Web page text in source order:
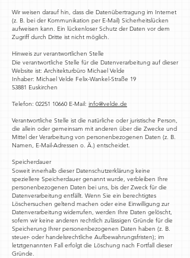
Wir weisen darauf hin, dass die Datenübertragung im Internet
(z. B. bei der Kommunikation per E-Mail) Sicherheitslücken
aufweisen kann. Ein lückenloser Schutz der Daten vor dem
Zugriff durch Dritte ist nicht möglich.
Hinweis zur verantwortlichen Stelle
Die verantwortliche Stelle für die Datenverarbeitung auf dieser
Website ist: Architekturbüro Michael Velde
Inhaber: Michael Velde Felix-Wankel-Straße 19
53881 Euskirchen
Telefon: 02251 10660 E-Mail: info@velde.de
Verantwortliche Stelle ist die natürliche oder juristische Person,
die allein oder gemeinsam mit anderen über die Zwecke und
Mittel der Verarbeitung von personenbezogenen Daten (z. B.
Namen, E-Mail-Adressen o. Ä.) entscheidet.
Speicherdauer
Soweit innerhalb dieser Datenschutzerklärung keine
speziellere Speicherdauer genannt wurde, verbleiben Ihre
personenbezogenen Daten bei uns, bis der Zweck für die
Datenverarbeitung entfällt. Wenn Sie ein berechtigtes
Löschersuchen geltend machen oder eine Einwilligung zur
Datenverarbeitung widerrufen, werden Ihre Daten gelöscht,
sofern wir keine anderen rechtlich zulässigen Gründe für die
Speicherung Ihrer personenbezogenen Daten haben (z. B.
steuer- oder handelsrechtliche Aufbewahrungsfristen); im
letztgenannten Fall erfolgt die Löschung nach Fortfall dieser
Gründe.